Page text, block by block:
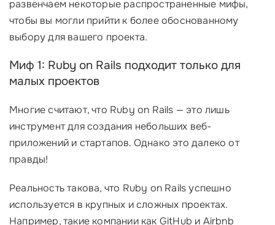
развенчаем некоторые распространенные мифы,
чтобы вы могли прийти к более обоснованному
выбору для вашего проекта.
Миф 1: Ruby on Rails подходит только для
малых проектов
Многие считают, что Ruby on Rails — это лишь
инструмент для создания небольших веб-
приложений и стартапов. Однако это далеко от
правды!
Реальность такова, что Ruby on Rails успешно
используется в крупных и сложных проектах.
Например, такие компании как GitHub и Airbnb